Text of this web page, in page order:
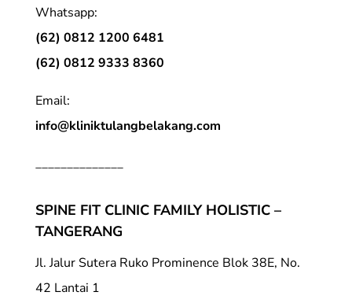
Whatsapp:
(62) 0812 1200 6481
(62) 0812 9333 8360
Email:
info@kliniktulangbelakang.com
______________
SPINE FIT CLINIC FAMILY HOLISTIC –
TANGERANG
Jl. Jalur Sutera Ruko Prominence Blok 38E, No.
42 Lantai 1